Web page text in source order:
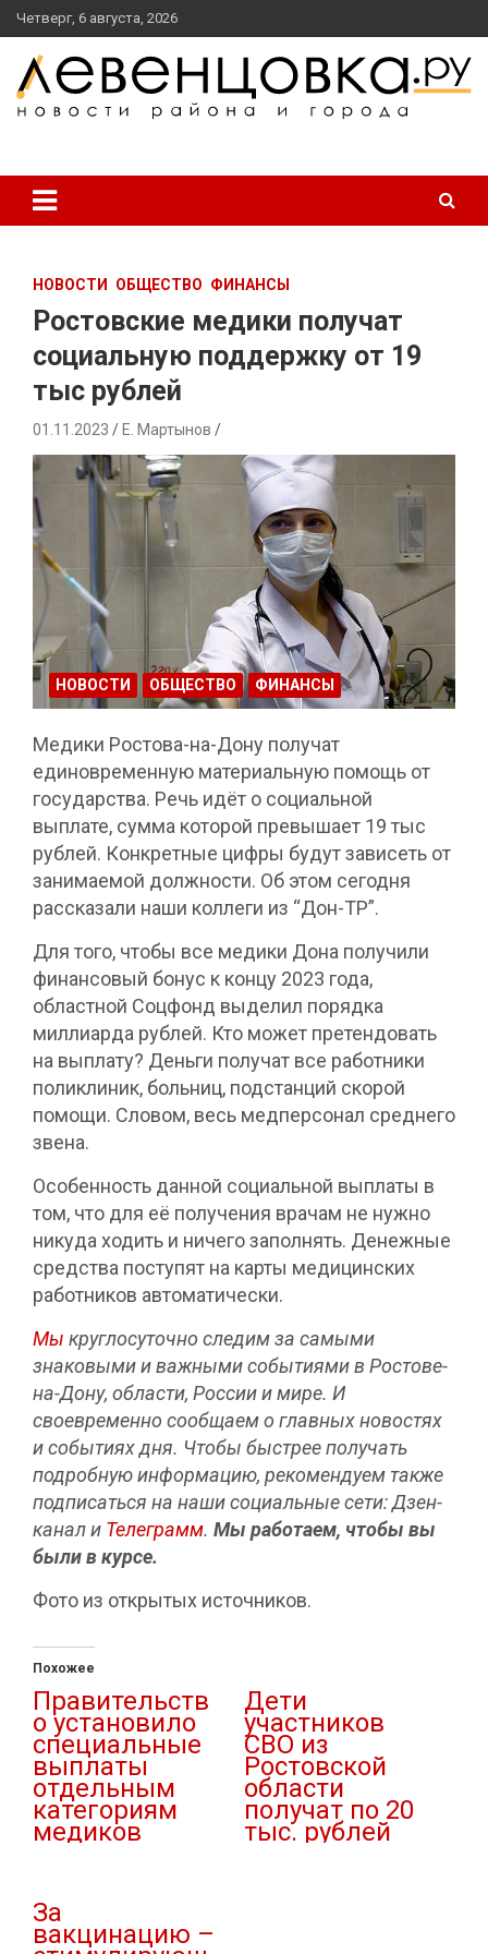
перейти
к
содержанию
Четверг, 6 августа, 2026
НОВОСТИ ОБЩЕСТВО ФИНАНСЫ
Ростовские медики получат
социальную поддержку от 19
тыс рублей
01.11.2023 Е. Мартынов
НОВОСТИ ОБЩЕСТВО ФИНАНСЫ
Медики Ростова-на-Дону получат
единовременную материальную помощь от
государства. Речь идёт о социальной
выплате, сумма которой превышает 19 тыс
рублей. Конкретные цифры будут зависеть от
занимаемой должности. Об этом сегодня
рассказали наши коллеги из “Дон-ТР”.
Для того, чтобы все медики Дона получили
финансовый бонус к концу 2023 года,
областной Соцфонд выделил порядка
миллиарда рублей. Кто может претендовать
на выплату? Деньги получат все работники
поликлиник, больниц, подстанций скорой
помощи. Словом, весь медперсонал среднего
звена.
Особенность данной социальной выплаты в
том, что для её получения врачам не нужно
никуда ходить и ничего заполнять. Денежные
средства поступят на карты медицинских
работников автоматически.
Мы круглосуточно следим за самыми
знаковыми и важными событиями в Ростове-
на-Дону, области, России и мире. И
своевременно сообщаем о главных новостях
и событиях дня. Чтобы быстрее получать
подробную информацию, рекомендуем также
подписаться на наши социальные сети: Дзен-
канал и Телеграмм. Мы работаем, чтобы вы
были в курсе.
Фото из открытых источников.
Похожее
Правительств
о установило
специальные
выплаты
отдельным
категориям
медиков
Дети
участников
СВО из
Ростовской
области
получат по 20
тыс. рублей
За
вакцинацию –